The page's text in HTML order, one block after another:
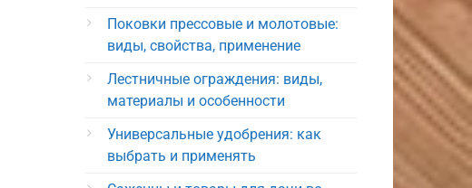
Поковки прессовые и молотовые:
виды, свойства, применение
Лестничные ограждения: виды,
материалы и особенности
Универсальные удобрения: как
выбрать и применять